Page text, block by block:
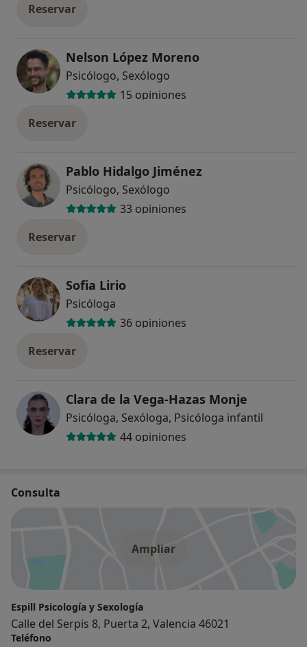
Reservar
Nelson López Moreno
Psicólogo, Sexólogo
15 opiniones
Reservar
Pablo Hidalgo Jiménez
Psicólogo, Sexólogo
33 opiniones
Reservar
Sofia Lirio
Psicóloga
36 opiniones
Reservar
Clara de la Vega-Hazas Monje
Psicóloga, Sexóloga, Psicóloga infantil
44 opiniones
Consulta
Ampliar
Espill Psicología y Sexología
Calle del Serpis 8, Puerta 2, Valencia 46021
Teléfono